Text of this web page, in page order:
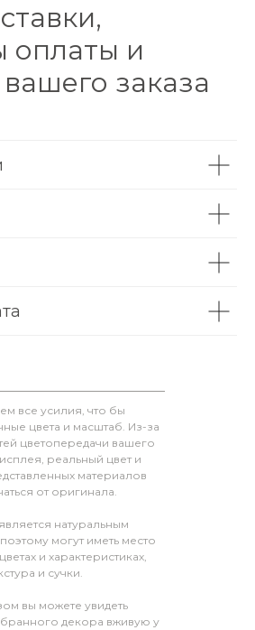
оплаты и
заказа
все усилия, что бы
цвета и масштаб. Из-за
цветопередачи вашего
реальный цвет и
материалов
от оригинала.
натуральным
могут иметь место
и характеристиках,
и сучки.
вы можете увидеть
декора вживую у